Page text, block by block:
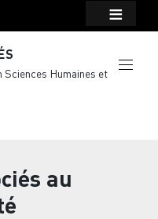
Humaines et
au